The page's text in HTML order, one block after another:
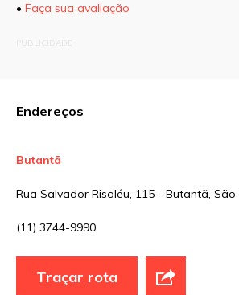
• Faça sua avaliação
Endereços
Butantã
Rua Salvador Risoléu, 115 - Butantã, São
(11) 3744-9990
Traçar rota